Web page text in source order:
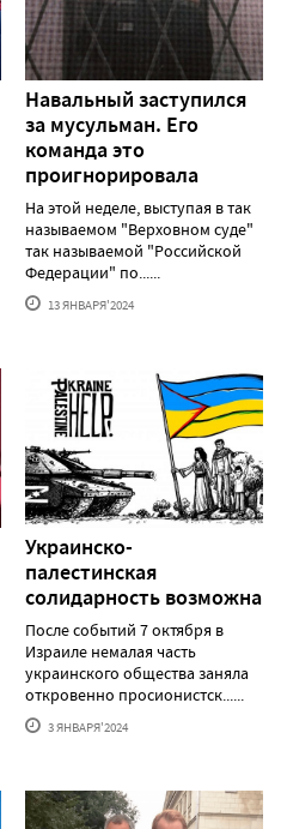
Навальный заступился
за мусульман. Его
команда это
проигнорировала
На этой неделе, выступая в так
называемом "Верховном суде"
так называемой "Российской
Федерации" по......
13 ЯНВАРЯ'2024
Украинско-
палестинская
солидарность возможна
После событий 7 октября в
Израиле немалая часть
украинского общества заняла
откровенно просионистск......
3 ЯНВАРЯ'2024